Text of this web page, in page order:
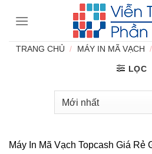
dungTRANG CHỦ / MÁY IN MÃ VẠCH /
LỌC
Máy In Mã Vạch Topcash Giá Rẻ